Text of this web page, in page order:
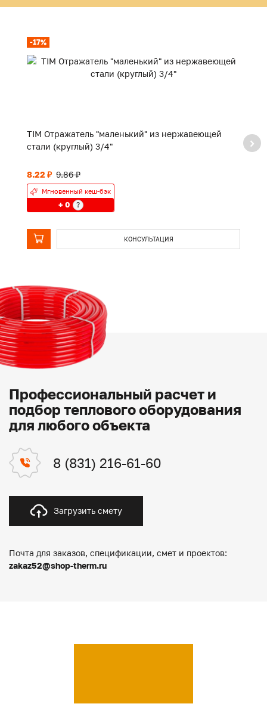
-17%
TIM Отражатель "маленький" из нержавеющей
стали (круглый) 3/4"
8.22 ₽ 9.86 ₽
Мгновенный кеш-бэк
+ 0 ?
КОНСУЛЬТАЦИЯ
Профессиональный расчет и
подбор теплового оборудования
для любого объекта
8 (831) 216-61-60
Загрузить смету
Почта для заказов, спецификации, смет и проектов:
zakaz52@shop-therm.ru